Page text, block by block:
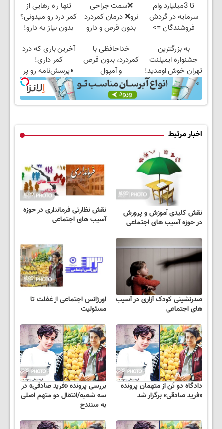
تا 3میلیارد وام
سرمایه در گردش
فروشندگان =>
کن
❌سمت جراحی
نرو❌ درمان کمردرد
بدون قرص و دارو
تنها راه رهایی از
کمر درد رو میدونی؟
بدون نیاز به دارو!
به بزرگترین
جشنواره ایمپلنت
تهران خوش اومدید!
| فقط ۲۵ میلیون !
خداحافظی با
کمردرد، بدون قرص
و آمپول
آخرین باری که درد
کمر داری!
◗پرسش‌نامه رو پر
کن◖
اخبار مرتبط
نقش کلیدی آموزش و پرورش
در حوزه آسیب های اجتماعی
نقش نظارتی فرمانداری در حوزه
آسیب های اجتماعی
صدرنشینی کودک آزاری در آسیب
های اجتماعی
اورژانس اجتماعی از غفلت تا
مسئولیت
دادگاه دو تَن از متهمان پرونده
«فرید صادقی» برگزار شد
بررسی پرونده «فرید صادقی» در
سه شعبه/انتقال دو متهم اصلی
به سنندج